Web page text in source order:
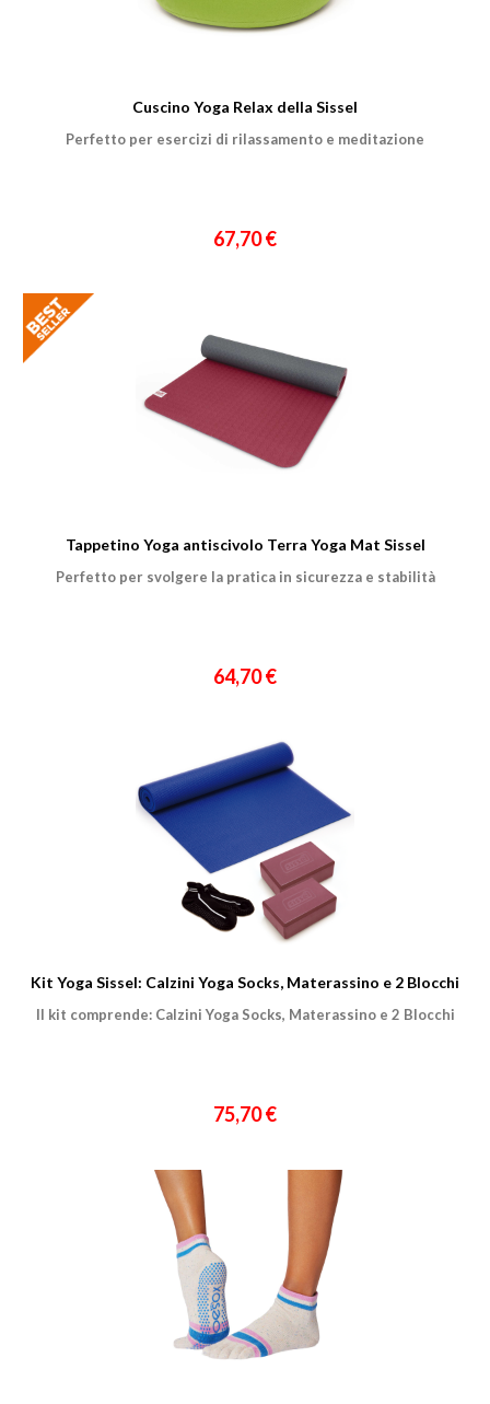
Cognome
Città
Ho preso visione dell'informativa al trattamento dati.
Cuscino Yoga Relax della Sissel
Perfetto per esercizi di rilassamento e meditazione
67,70 €
Tappetino Yoga antiscivolo Terra Yoga Mat Sissel
Perfetto per svolgere la pratica in sicurezza e stabilità
64,70 €
Kit Yoga Sissel: Calzini Yoga Socks, Materassino e 2 Blocchi
Il kit comprende: Calzini Yoga Socks, Materassino e 2 Blocchi
75,70 €